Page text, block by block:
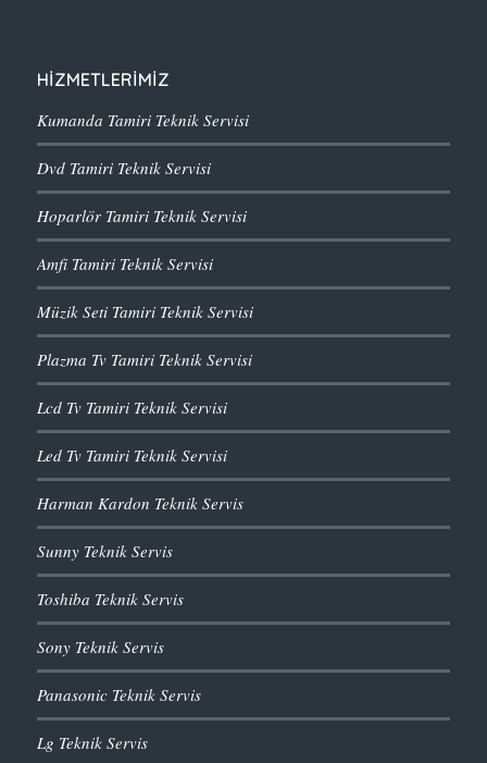
HİZMETLERİMİZ
Kumanda Tamiri Teknik Servisi
Dvd Tamiri Teknik Servisi
Hoparlör Tamiri Teknik Servisi
Amfi Tamiri Teknik Servisi
Müzik Seti Tamiri Teknik Servisi
Plazma Tv Tamiri Teknik Servisi
Lcd Tv Tamiri Teknik Servisi
Led Tv Tamiri Teknik Servisi
Harman Kardon Teknik Servis
Sunny Teknik Servis
Toshiba Teknik Servis
Sony Teknik Servis
Panasonic Teknik Servis
Lg Teknik Servis